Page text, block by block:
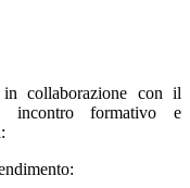
collaborazione con il
incontro formativo e